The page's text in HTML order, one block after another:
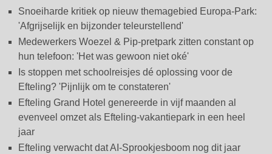
Snoeiharde kritiek op nieuw themagebied Europa-Park:
'Afgrijselijk en bijzonder teleurstellend'
Medewerkers Woezel & Pip-pretpark zitten constant op
hun telefoon: 'Het was gewoon niet oké'
Is stoppen met schoolreisjes dé oplossing voor de
Efteling? 'Pijnlijk om te constateren'
Efteling Grand Hotel genereerde in vijf maanden al
evenveel omzet als Efteling-vakantiepark in een heel
jaar
Efteling verwacht dat AI-Sprookjesboom nog dit jaar